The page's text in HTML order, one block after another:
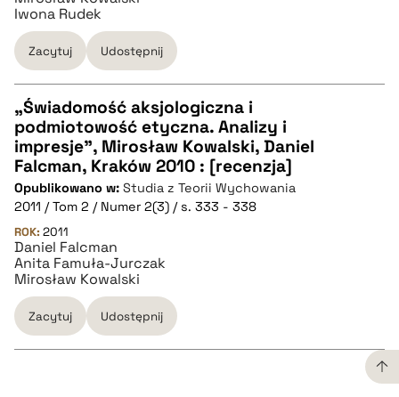
Iwona Rudek
Zacytuj Udostępnij
CZYSTY TEKST
pobierz cytat
BIBTEX
pobierz cytat
„Świadomość aksjologiczna i
podmiotowość etyczna. Analizy i
impresje", Mirosław Kowalski, Daniel
Falcman, Kraków 2010 : [recenzja]
Opublikowano w: Studia z Teorii Wychowania
2011 / Tom 2 / Numer 2(3) / s. 333 - 338
ROK: 2011
Daniel Falcman
Anita Famuła-Jurczak
Mirosław Kowalski
Zacytuj Udostępnij